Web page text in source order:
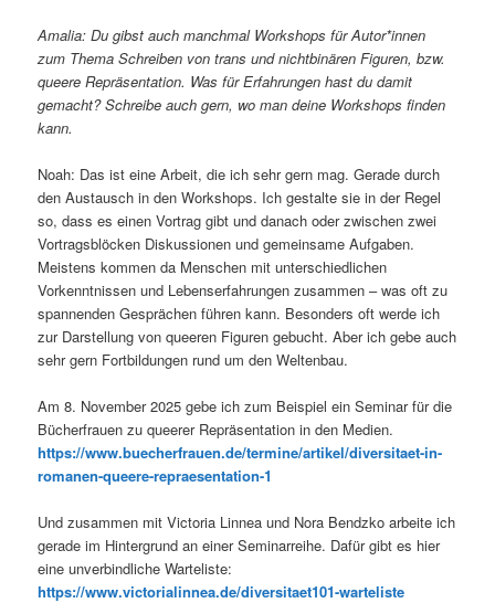
Amalia: Du gibst auch manchmal Workshops für Autor*innen
zum Thema Schreiben von trans und nichtbinären Figuren, bzw.
queere Repräsentation. Was für Erfahrungen hast du damit
gemacht? Schreibe auch gern, wo man deine Workshops finden
kann.
Noah: Das ist eine Arbeit, die ich sehr gern mag. Gerade durch
den Austausch in den Workshops. Ich gestalte sie in der Regel
so, dass es einen Vortrag gibt und danach oder zwischen zwei
Vortragsblöcken Diskussionen und gemeinsame Aufgaben.
Meistens kommen da Menschen mit unterschiedlichen
Vorkenntnissen und Lebenserfahrungen zusammen – was oft zu
spannenden Gesprächen führen kann. Besonders oft werde ich
zur Darstellung von queeren Figuren gebucht. Aber ich gebe auch
sehr gern Fortbildungen rund um den Weltenbau.
Am 8. November 2025 gebe ich zum Beispiel ein Seminar für die
Bücherfrauen zu queerer Repräsentation in den Medien.
https://www.buecherfrauen.de/termine/artikel/diversitaet-in-
romanen-queere-repraesentation-1
Und zusammen mit Victoria Linnea und Nora Bendzko arbeite ich
gerade im Hintergrund an einer Seminarreihe. Dafür gibt es hier
eine unverbindliche Warteliste:
https://www.victorialinnea.de/diversitaet101-warteliste